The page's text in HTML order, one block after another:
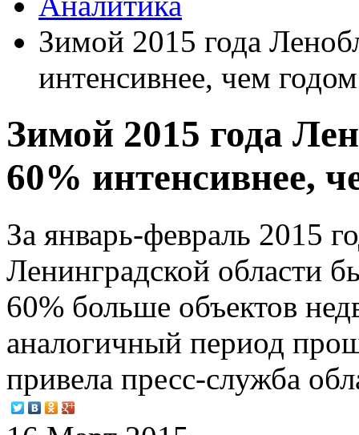
Зимой 2015 года
интенсивнее, чем
Зимой 2015 года
60% интенсивнее,
За январь-февраль 2015
Ленинградской области
60% больше объектов
аналогичный период
привела пресс-служба